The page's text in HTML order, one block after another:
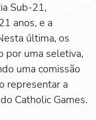
Sub-21,
anos, e a
última, os
por uma seletiva,
uma comissão
representar a
Catholic Games.